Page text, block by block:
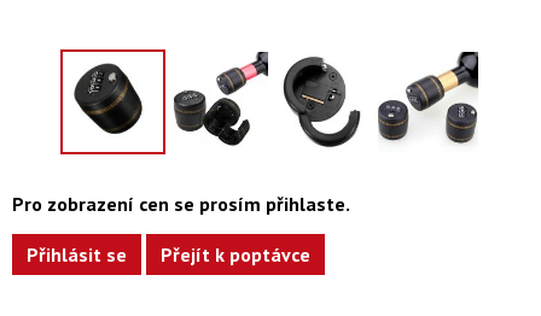
Pro zobrazení cen se prosím přihlaste.
Přihlásit se Přejít k poptávce